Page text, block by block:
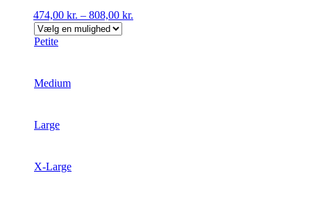
vælges
på
varesiden
474,00 kr. – 808,00 kr.
Petite
Medium
Large
X-Large